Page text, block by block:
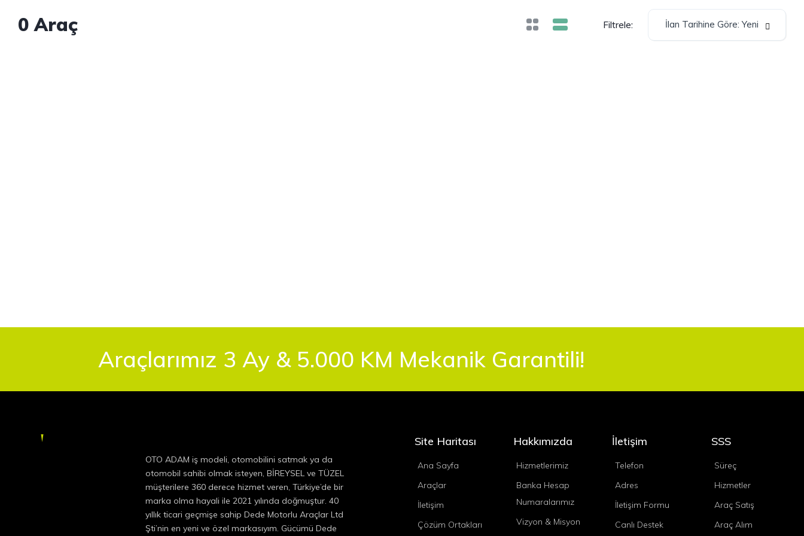
0 Araç Filtrele: İlan Tarihine Göre: Yeni
Araçlarımız 3 Ay & 5.000 KM Mekanik Garantili!
OTO ADAM iş modeli, otomobilini satmak ya da
otomobil sahibi olmak isteyen, BİREYSEL ve TÜZEL
müşterilere 360 derece hizmet veren, Türkiye’de bir
marka olma hayali ile 2021 yılında doğmuştur. 40
yıllık ticari geçmişe sahip Dede Motorlu Araçlar Ltd
Şti’nin en yeni ve özel markasıyım. Gücümü Dede
Site Haritası
Ana Sayfa
Araçlar
İletişim
Çözüm Ortakları
Hakkımızda
Hizmetlerimiz
Banka Hesap
Numaralarımız
Vizyon & Misyon
İletişim
Telefon
Adres
İletişim Formu
Canlı Destek
SSS
Süreç
Hizmetler
Araç Satış
Araç Alım